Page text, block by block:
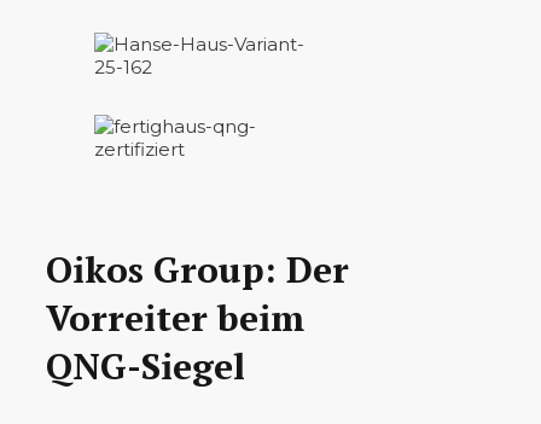
Oikos Group: Der
Vorreiter beim
QNG-Siegel